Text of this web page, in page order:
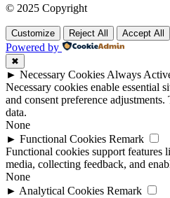
© 2025 Copyright
Customize Reject All Accept All
Powered by
✖
► Necessary Cookies Always
Necessary cookies enable essential
and consent preference
data.
None
► Functional Cookies Remark
Functional cookies support features
media, collecting feedback, and
None
► Analytical Cookies Remark